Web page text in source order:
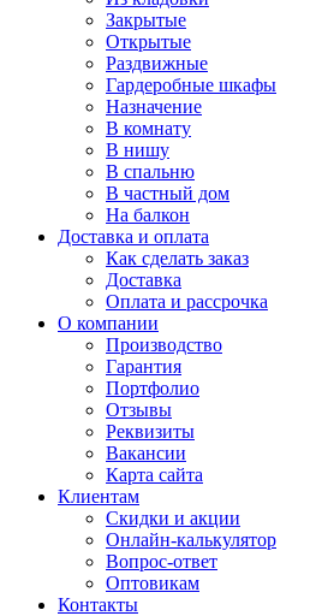
Закрытые
Открытые
Раздвижные
Гардеробные шкафы
Назначение
В комнату
В нишу
В спальню
В частный дом
На балкон
Доставка и оплата
Как сделать заказ
Доставка
Оплата и рассрочка
О компании
Производство
Гарантия
Портфолио
Отзывы
Реквизиты
Вакансии
Карта сайта
Клиентам
Скидки и акции
Онлайн-калькулятор
Вопрос-ответ
Оптовикам
Контакты